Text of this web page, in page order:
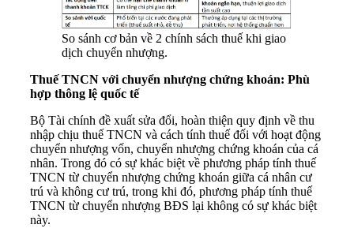
So sánh cơ bản về 2 chính sách thuế khi giao
dịch chuyển nhượng.
Thuế TNCN với chuyển nhượng chứng khoán: Phù
hợp thông lệ quốc tế
Bộ Tài chính đề xuất sửa đổi, hoàn thiện quy định về thu
nhập chịu thuế TNCN và cách tính thuế đối với hoạt động
chuyển nhượng vốn, chuyển nhượng chứng khoán của cá
nhân. Trong đó có sự khác biệt về phương pháp tính thuế
TNCN từ chuyển nhượng chứng khoán giữa cá nhân cư
trú và không cư trú, trong khi đó, phương pháp tính thuế
TNCN từ chuyển nhượng BĐS lại không có sự khác biệt
này.